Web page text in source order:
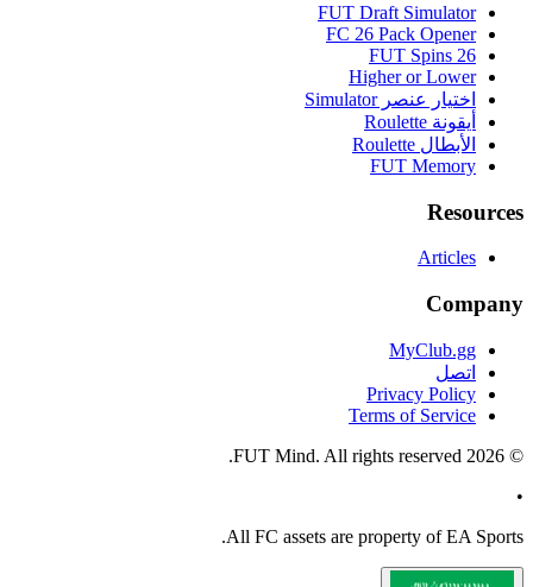
FUT Draft Simulator
FC 26 Pack Opener
FUT Spins 26
Higher or Lower
اختيار عنصر Simulator
أيقونة Roulette
الأبطال Roulette
FUT Memory
Resources
Articles
Company
MyClub.gg
اتصل
Privacy Policy
Terms of Service
©
2026
•
All FC assets are property of EA Sports.